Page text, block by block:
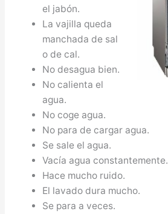
el jabón.
La vajilla queda
manchada de sal
o de cal.
No desagua bien.
No calienta el
agua.
No coge agua.
No para de cargar agua.
Se sale el agua.
Vacía agua constantemente.
Hace mucho ruido.
El lavado dura mucho.
Se para a veces.